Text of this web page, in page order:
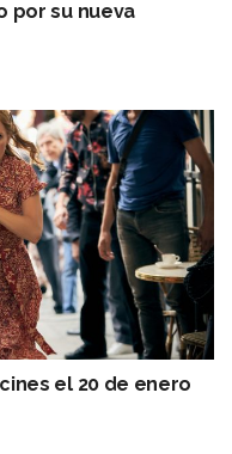
por su nueva
el 20 de enero